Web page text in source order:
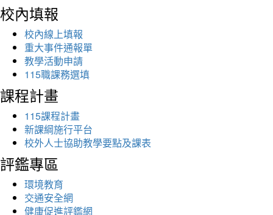
校內填報
校內線上填報
重大事件通報單
教學活動申請
115職課務選填
課程計畫
115課程計畫
新課綱施行平台
校外人士協助教學要點及課表
評鑑專區
環境教育
交通安全網
健康促進評鑑網